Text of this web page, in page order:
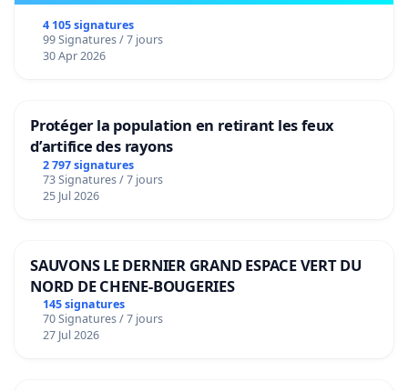
4 105 signatures
99 Signatures / 7 jours
30 Apr 2026
Protéger la population en retirant les feux
d’artifice des rayons
2 797 signatures
73 Signatures / 7 jours
25 Jul 2026
SAUVONS LE DERNIER GRAND ESPACE VERT DU
NORD DE CHENE-BOUGERIES
145 signatures
70 Signatures / 7 jours
27 Jul 2026